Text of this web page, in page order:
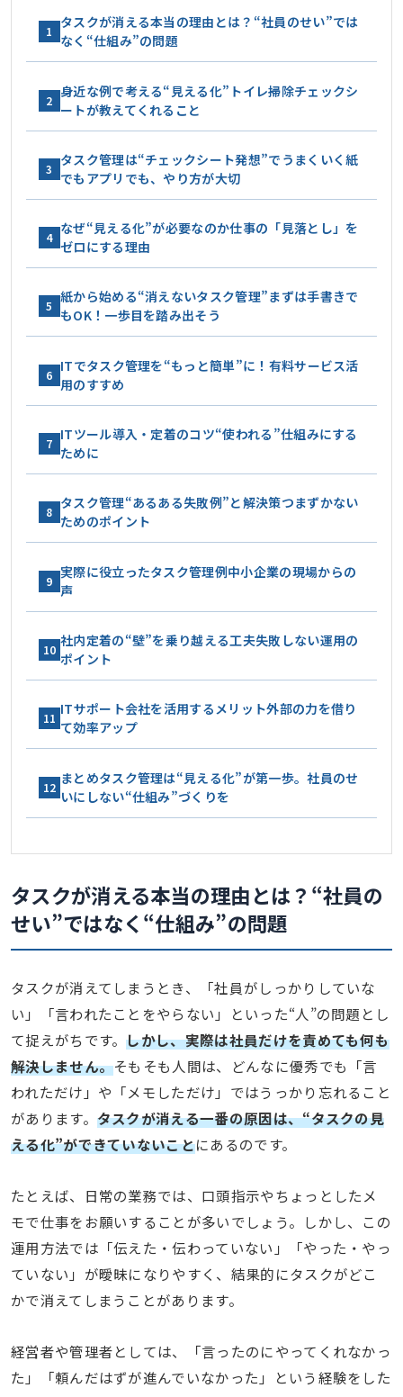
1
タスクが消える本当の理由とは？“社員のせい”では
なく“仕組み”の問題
2
身近な例で考える“見える化”トイレ掃除チェックシ
ートが教えてくれること
3
タスク管理は“チェックシート発想”でうまくいく紙
でもアプリでも、やり方が大切
4
なぜ“見える化”が必要なのか仕事の「見落とし」を
ゼロにする理由
5
紙から始める“消えないタスク管理”まずは手書きで
もOK！一歩目を踏み出そう
6
ITでタスク管理を“もっと簡単”に！有料サービス活
用のすすめ
7
ITツール導入・定着のコツ“使われる”仕組みにする
ために
8
タスク管理“あるある失敗例”と解決策つまずかない
ためのポイント
9
実際に役立ったタスク管理例中小企業の現場からの
声
10
社内定着の“壁”を乗り越える工夫失敗しない運用の
ポイント
11
ITサポート会社を活用するメリット外部の力を借り
て効率アップ
12
まとめタスク管理は“見える化”が第一歩。社員のせ
いにしない“仕組み”づくりを
タスクが消える本当の理由とは？ “社員の
せい”ではなく“仕組み”の問題
タスクが消えてしまうとき、「社員がしっかりしていな
い」「言われたことをやらない」といった“人”の問題とし
て捉えがちです。しかし、実際は社員だけを責めても何も
解決しません。そもそも人間は、どんなに優秀でも「言
われただけ」や「メモしただけ」ではうっかり忘れること
があります。 タスクが消える一番の原因は、“タスクの見
える化”ができていないことにあるのです。
たとえば、日常の業務では、口頭指示やちょっとしたメ
モで仕事をお願いすることが多いでしょう。しかし、この
運用方法では「伝えた・伝わっていない」「やった・やっ
ていない」が曖昧になりやすく、結果的にタスクがどこ
かで消えてしまうことがあります。
経営者や管理者としては、「言ったのにやってくれなかっ
た」「頼んだはずが進んでいなかった」という経験をした